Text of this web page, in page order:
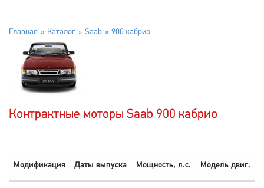
Главная Каталог Saab 900 кабрио
Контрактные моторы Saab 900 кабрио
Модификация Даты выпуска Мощность, л.с. Модель двиг.